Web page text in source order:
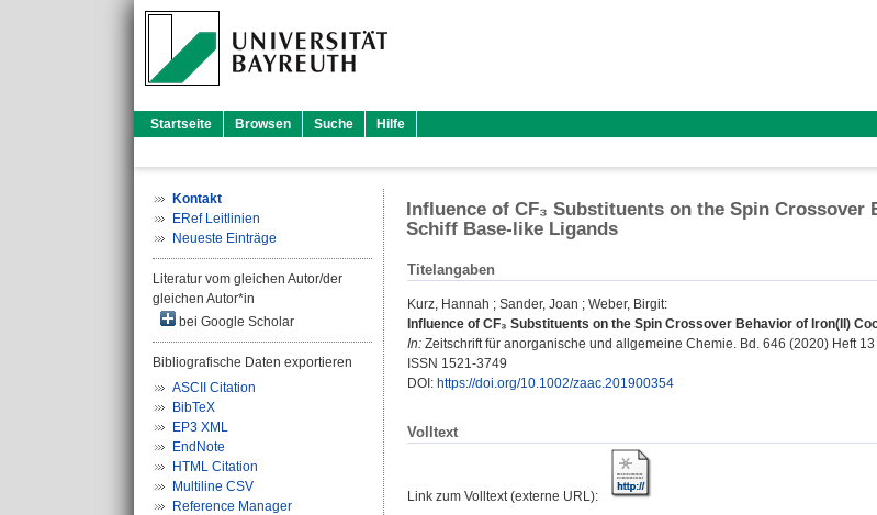
Startseite Browsen Suche Hilfe
Kontakt
ERef Leitlinien
Neueste Einträge
Literatur vom gleichen Autor/der
gleichen Autor*in
bei Google Scholar
Bibliografische Daten exportieren
ASCII Citation
BibTeX
EP3 XML
EndNote
HTML Citation
Multiline CSV
Reference Manager
Influence of CF₃ Substituents on the Spin
Schiff Base‐like Ligands
Titelangaben
Kurz, Hannah ; Sander, Joan ; Weber, Birgit:
Influence of CF₃ Substituents on the Spin Crossover Behavior of Iron(II)
In: Zeitschrift für anorganische und allgemeine Chemie. Bd. 646 (2020) Heft
ISSN 1521-3749
DOI: https://doi.org/10.1002/zaac.201900354
Volltext
Link zum Volltext (externe URL):